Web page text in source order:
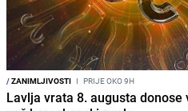
/ZANIMLJIVOSTI I PRIJE OKO 9H
Lavlja vrata 8. augusta